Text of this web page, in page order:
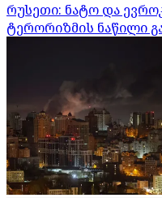
რუსეთი: ნატო და
ტერორიზმის ნაწილი